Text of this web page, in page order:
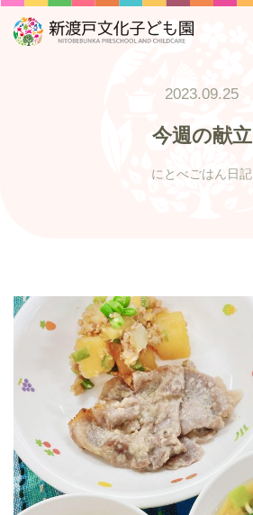
2023.09.25
今週の献立
にとべごはん日記